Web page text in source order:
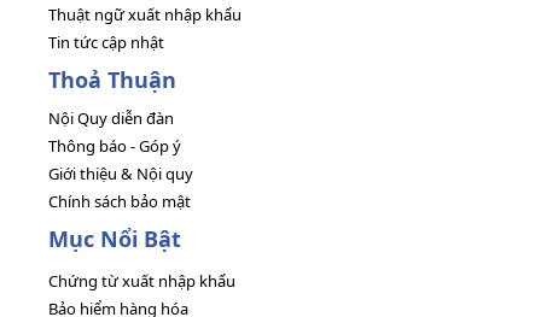
Thuật ngữ xuất nhập khẩu
Tin tức cập nhật
Thoả Thuận
Nội Quy diễn đàn
Thông báo - Góp ý
Giới thiệu & Nội quy
Chính sách bảo mật
Mục Nổi Bật
Chứng từ xuất nhập khẩu
Bảo hiểm hàng hóa